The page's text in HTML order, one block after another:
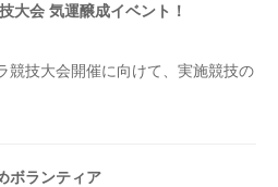
大会 気運醸成イベント！
競技大会開催に向けて、実施競技の
ボランティア